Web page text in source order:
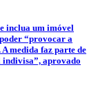
inclua um imóvel
“provocar a
medida faz parte de
indivisa”, aprovado